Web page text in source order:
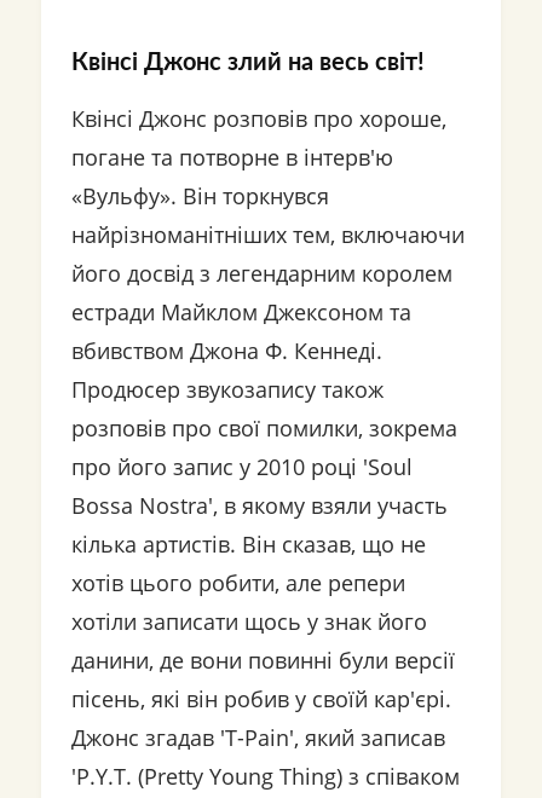
Квінсі Джонс злий на весь світ!
Квінсі Джонс розповів про хороше,
погане та потворне в інтерв'ю
«Вульфу». Він торкнувся
найрізноманітніших тем, включаючи
його досвід з легендарним королем
естради Майклом Джексоном та
вбивством Джона Ф. Кеннеді.
Продюсер звукозапису також
розповів про свої помилки, зокрема
про його запис у 2010 році 'Soul
Bossa Nostra', в якому взяли участь
кілька артистів. Він сказав, що не
хотів цього робити, але репери
хотіли записати щось у знак його
данини, де вони повинні були версії
пісень, які він робив у своїй кар'єрі.
Джонс згадав 'T-Pain', який записав
'P.Y.T. (Pretty Young Thing) з співаком